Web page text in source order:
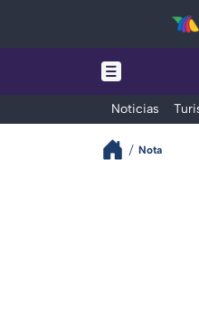
Noticias
Nota